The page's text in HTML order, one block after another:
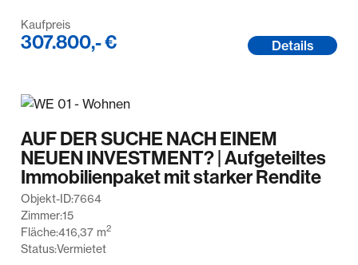
Kaufpreis
307.800,- € Details
AUF DER SUCHE NACH EINEM
NEUEN INVESTMENT? | Aufgeteiltes
Immobilienpaket mit starker Rendite
Objekt-ID:7664
Zimmer:15
Fläche:416,37 m2
Status:Vermietet